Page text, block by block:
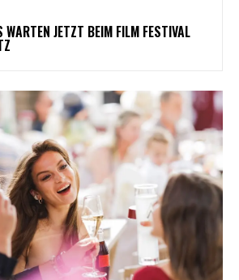
WARTEN JETZT BEIM FILM FESTIVAL